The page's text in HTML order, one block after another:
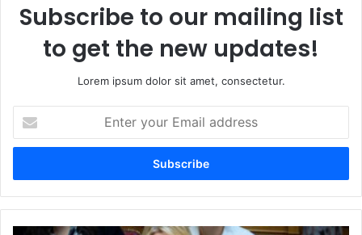
Subscribe to our mailing list
to get the new updates!
Lorem ipsum dolor sit amet, consectetur.
your
Email